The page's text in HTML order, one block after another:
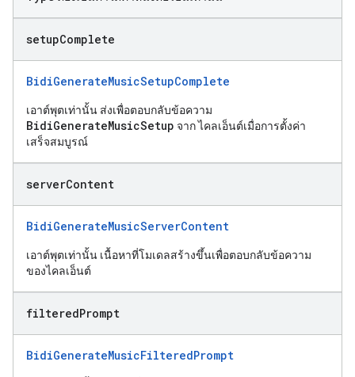
setupComplete
BidiGenerateMusicSetupComplete
เอาต์พุตเท่านั้น ส่งเพื่อตอบกลับข้อความ
BidiGenerateMusicSetup จาก ไคลเอ็นต์เมื่อการตั้งค่า
เสร็จสมบูรณ์
serverContent
BidiGenerateMusicServerContent
เอาต์พุตเท่านั้น เนื้อหาที่โมเดลสร้างขึ้นเพื่อตอบกลับข้อความ
ของไคลเอ็นต์
filteredPrompt
BidiGenerateMusicFilteredPrompt